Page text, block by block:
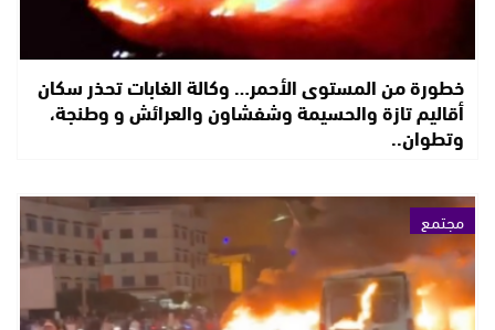
خطورة من المستوى الأحمر… وكالة الغابات تحذر سكان
أقاليم تازة والحسيمة وشفشاون والعرائش و وطنجة،
وتطوان..
مجتمع